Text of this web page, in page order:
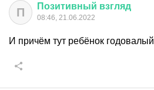
П Позитивный взгляд
08:46, 21.06.2022
И причём тут ребёнок годовалый